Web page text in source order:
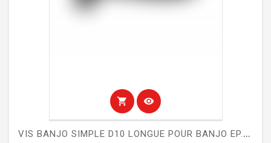
shopping_cart visibility
V
IS BANJO SIMPLE D10 LONGUE POUR BANJO EP. 12MM - ETRIERS MITJET 2L